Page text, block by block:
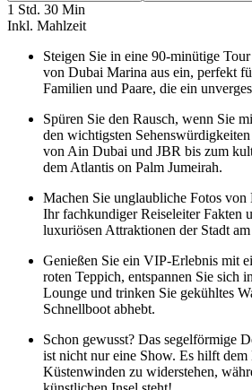
1 Std. 30 Min
Inkl. Mahlzeit
Steigen Sie in eine 90-minütige
von Dubai Marina aus ein, perfekt
Familien und Paare, die ein
Spüren Sie den Rausch, wenn Sie
den wichtigsten
von Ain Dubai und JBR bis zum
dem Atlantis on Palm Jumeirah.
Machen Sie unglaubliche Fotos
Ihr fachkundiger Reiseleiter Fakten
luxuriösen Attraktionen der Stadt
Genießen Sie ein VIP-Erlebnis mit
roten Teppich, entspannen Sie sich
Lounge und trinken Sie gekühltes
Schnellboot abhebt.
Schon gewusst? Das segelförmige
ist nicht nur eine Show. Es hilft dem
Küstenwinden zu widerstehen,